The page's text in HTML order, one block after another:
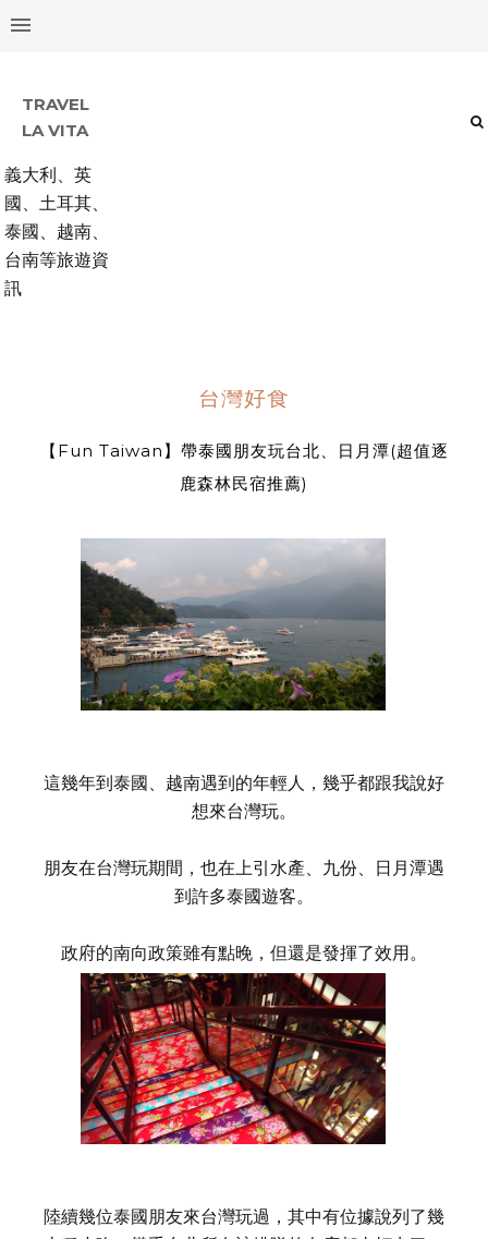
TRAVEL
LA VITA
義大利、英
國、土耳其、
泰國、越南、
台南等旅遊資
訊
台灣好食
【Fun Taiwan】帶泰國朋友玩台北、日月潭(超值逐
鹿森林民宿推薦)
這幾年到泰國、越南遇到的年輕人，幾乎都跟我說好
想來台灣玩。
朋友在台灣玩期間，也在上引水產、九份、日月潭遇
到許多泰國遊客。
政府的南向政策雖有點晚，但還是發揮了效用。
陸續幾位泰國朋友來台灣玩過，其中有位據說列了幾